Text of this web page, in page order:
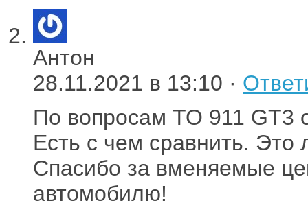
Антон
28.11.2021 в 13:10 ·
По вопросам ТО 911 GT3
Есть с чем сравнить. Это
Спасибо за вменяемые
автомобилю!